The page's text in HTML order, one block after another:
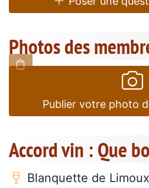
Photos des
Publier votre photo
Accord vin : Que
Blanquette de Limoux